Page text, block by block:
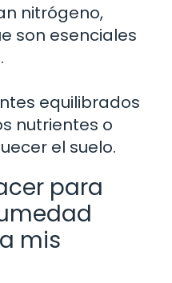
nitrógeno,
son esenciales
equilibrados
nutrientes o
el suelo.
para
mis